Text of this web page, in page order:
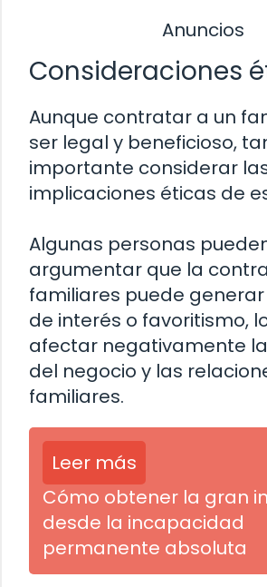
Anuncios
Consideraciones
Aunque contratar a un
ser legal y beneficioso,
importante considerar
implicaciones éticas de
Algunas personas
argumentar que la
familiares puede
de interés o favoritismo,
afectar negativamente
del negocio y las
familiares.
Leer más
Cómo obtener la gran
desde la incapacidad
permanente absoluta